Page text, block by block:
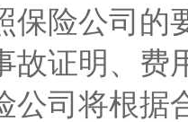
保险公司的
故证明、费
公司将根据